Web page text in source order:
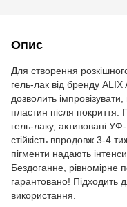
Опис
Для створення
гель-лак від бренду ALIX
дозволить
пластин після покриття.
гель-лаку, активовані
стійкість впродовж 3-4
пігменти надають
Бездоганне, рівномірне
гарантовано! Підходить
використання.